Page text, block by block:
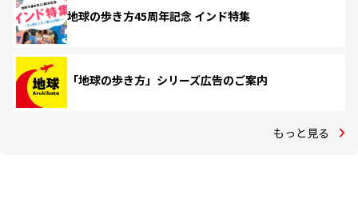
地球の歩き方45周年記念 インド特集
「地球の歩き方」シリーズ広告のご案内
もっと見る